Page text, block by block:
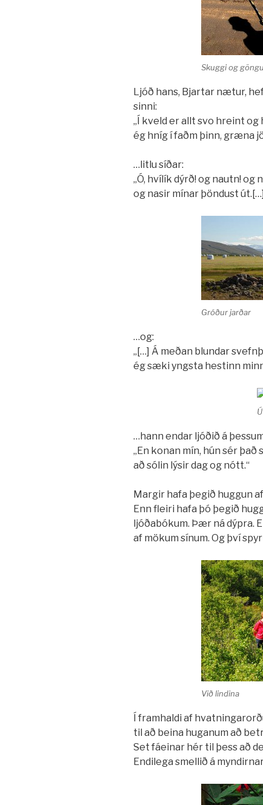
Skuggi og
Ljóð hans, Bjartar nætur,
sinni:
„Í kveld er allt svo hreint og
ég hníg í faðm þinn, græna
…litlu síðar:
„Ó, hvílík dýrð! og nautn! og
og nasir mínar þöndust út.[…]
Gróður jarðar
…og:
„[…] Á meðan blundar
ég sæki yngsta hestinn
…hann endar ljóðið á
„En konan mín, hún sér það
að sólin lýsir dag og nótt.“
Margir hafa þegið huggun
Enn fleiri hafa þó þegið
ljóðabókum. Þær ná dýpra.
af mökum sínum. Og því
Við lindina
Í framhaldi af
til að beina huganum að
Set fáeinar hér til þess að
Endilega smellið á